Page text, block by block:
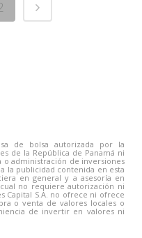
de bolsa autorizada por la
de la República de Panamá ni
o administración de inversiones
la publicidad contenida en esta
en general y a asesoría en
no requiere autorización ni
Capital S.A. no ofrece ni ofrece
o venta de valores locales o
de invertir en valores ni